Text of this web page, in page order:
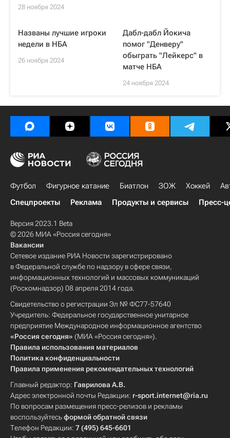
28 ноября 2024
Названы лучшие игроки
недели в НБА
26 ноября 2024
Дабл-дабл Йокича
помог "Денверу"
обыграть "Лейкерс" в
матче НБА
24 ноября 2024
Футбол Фигурное катание Биатлон ЗОЖ Хоккей
Спецпроекты
Реклама Продукты и сервисы Пресс-
Версия 2023.1 Beta
© 2026 МИА «Россия сегодня»
Вакансии
Сетевое издание РИА Новости зарегистрировано
в Федеральной службе по надзору в сфере связи,
информационных технологий и массовых коммуникаций
(Роскомнадзор) 08 апреля 2014 года.
Свидетельство о регистрации Эл № ФС77-57640
Учредитель: Федеральное государственное унитарное
предприятие Международное информационное агентство
«Россия сегодня» (МИА «Россия сегодня»).
Правила использования материалов
Политика конфиденциальности
Правила применения рекомендательных технологий
Главный редактор: Гаврилова А.В.
Адрес электронной почты Редакции: r-sport.internet@ria.ru
По вопросам размещения пресс-релизов и рекламы
воспользуйтесьформой обратной связи
Телефон Редакции: 7 (495) 645-6601